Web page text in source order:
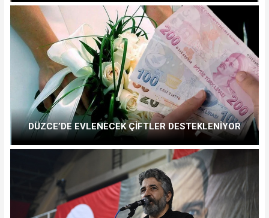
DÜZCE’DE EVLENECEK ÇİFTLER DESTEKLENİYOR